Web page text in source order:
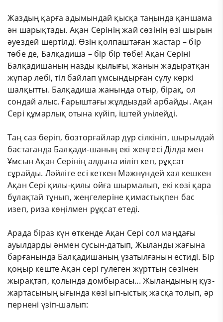
Жаздың қарға адымындай қысқа таңында қаншама
ән шарықтады. Ақан Серінің жай сөзінің өзі шырын
әуездей шертілді. Өзін қолпаштаған жастар – бір
төбе де, Балқадиша – бір бір төбе! Ақан Серіні
Балқадишаның назды қылығы, жанын жадыратқан
жұпар лебі, тіл байлап ұмсындырған сұлу көркі
шалқытты. Балқадиша жанында отыр, бірақ, ол
сондай алыс. Ғарыштағы жұлдыздай арбайды. Ақан
Сері құмарлық отына күйіп, іштей уһілейді.
Таң саз беріп, бозторғайлар дүр сілкініп, шырылдай
бастағанда Балқади-шаның екі жеңгесі Ділда мен
Ұмсын Ақан Серінің алдына иіліп кеп, рұқсат
сұрайды. Ләйліге есі кеткен Мәжнүндей хал кешкен
Ақан Сері қилы-қилы ойға шырмалып, екі көзі қара
бұлақтай тұнып, жеңгелеріне қимастықпен бас
изеп, риза көңілмен рұқсат етеді.
Арада біраз күн өткенде Ақан Сері сол маңдағы
ауылдарды әнмен сусын-датып, Жыланды жағына
барғанында Балқадишаның ұзатылғанын естиді. Бір
қоңыр кеште Ақан сері гулеген жұрттың сөзінен
жырақтап, қолында домбырасы... Жыландының құз-
жартасының ығында көзі ып-ыстық жасқа толып, әр
пернені үзіп-шалып: